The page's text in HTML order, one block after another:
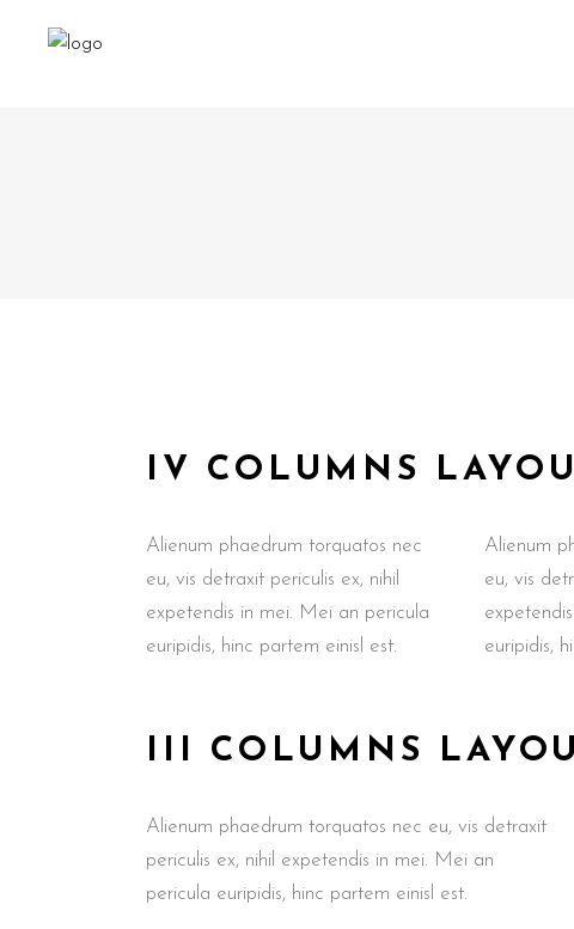
IV COLUMNS
Alienum phaedrum torquatos nec
eu, vis detraxit periculis ex, nihil
expetendis in mei. Mei an pericula
euripidis, hinc partem einisl est.
Alienum
eu, vis
euripidis,
III COLUMNS
Alienum phaedrum torquatos nec eu, vis detraxit
periculis ex, nihil expetendis in mei. Mei an
pericula euripidis, hinc partem einisl est.